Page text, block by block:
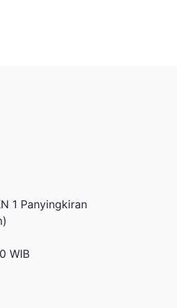
1 Panyingkiran
WIB